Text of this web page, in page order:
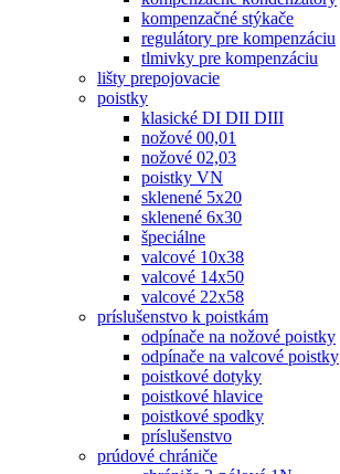
kompenzačné stýkače
regulátory pre kompenzáciu
tlmivky pre kompenzáciu
lišty prepojovacie
poistky
klasické DI DII DIII
nožové 00,01
nožové 02,03
poistky VN
sklenené 5x20
sklenené 6x30
špeciálne
valcové 10x38
valcové 14x50
valcové 22x58
príslušenstvo k poistkám
odpínače na nožové poistky
odpínače na valcové poistky
poistkové dotyky
poistkové hlavice
poistkové spodky
príslušenstvo
prúdové chrániče